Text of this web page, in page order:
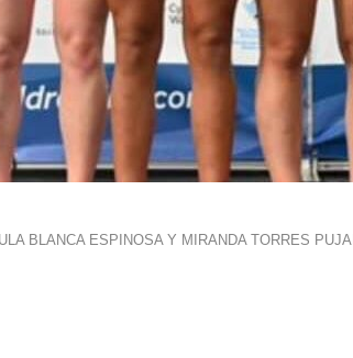
BLANCA ESPINOSA Y MIRANDA TORRES